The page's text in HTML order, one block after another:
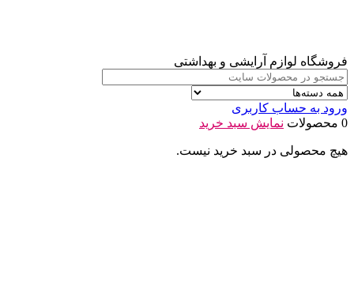
فروشگاه لوازم آرایشی و بهداشتی
ورود به حساب کاربری
0 محصولات
نمایش سبد خرید
هیچ محصولی در سبد خرید نیست.